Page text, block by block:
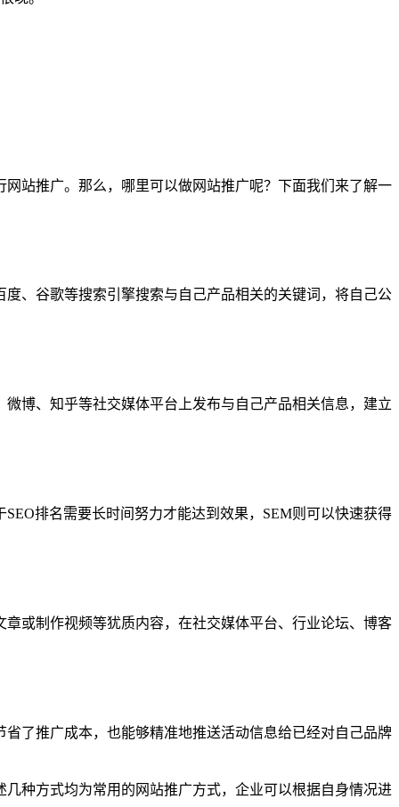
站推广。那么，哪里可以做网站推广呢？下面我们来了解一
、谷歌等搜索引擎搜索与自己产品相关的关键词，将自己公
博、知乎等社交媒体平台上发布与自己产品相关信息，建立
排名需要长时间努力才能达到效果，SEM则可以快速获得
或制作视频等犹质内容，在社交媒体平台、行业论坛、博客
了推广成本，也能够精准地推送活动信息给已经对自己品牌
种方式均为常用的网站推广方式，企业可以根据自身情况进